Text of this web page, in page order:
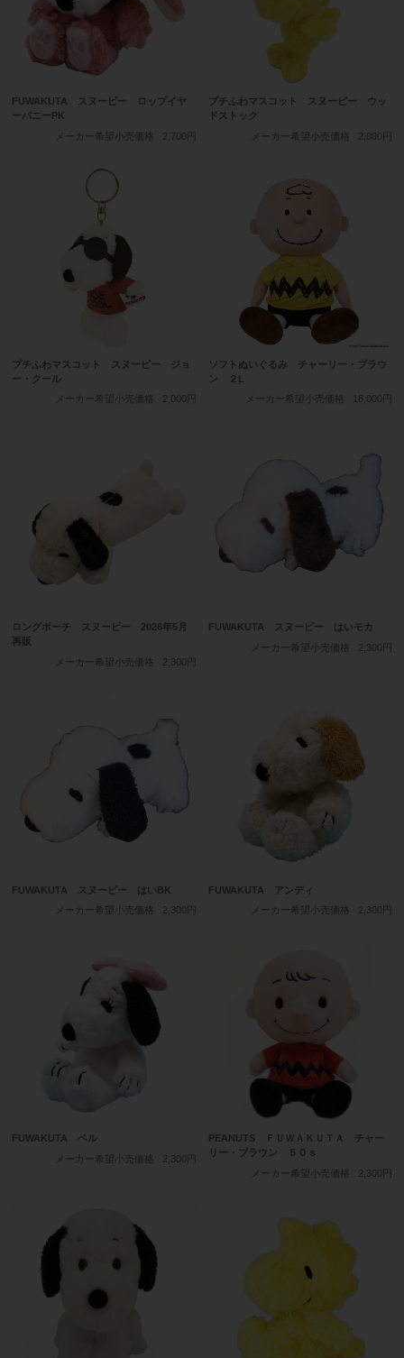
FUWAKUTA スヌーピー ロップイヤ
ーバニーPK
メーカー希望小売価格
2,700円
プチふわマスコット スヌーピー ウッ
ドストック
メーカー希望小売価格
2,000円
プチふわマスコット スヌーピー ジョ
ー・クール
メーカー希望小売価格
2,000円
ソフトぬいぐるみ チャーリー・ブラウ
ン ２L
メーカー希望小売価格
18,000円
ロングポーチ スヌーピー 2026年5月
再販
メーカー希望小売価格
2,300円
FUWAKUTA スヌーピー はいモカ
メーカー希望小売価格
2,300円
FUWAKUTA スヌーピー はいBK
メーカー希望小売価格
2,300円
FUWAKUTA アンディ
メーカー希望小売価格
2,300円
FUWAKUTA ベル
メーカー希望小売価格
2,300円
PEANUTS ＦＵＷＡＫＵＴＡ チャー
リー・ブラウン ５０ｓ
メーカー希望小売価格
2,300円